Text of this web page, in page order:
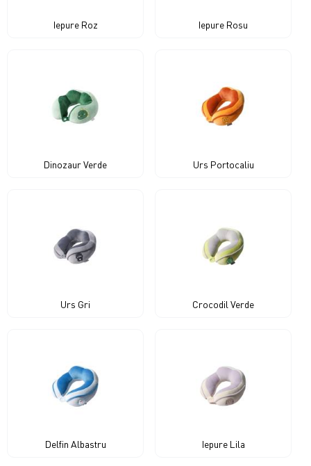
Iepure Roz Iepure Rosu
Dinozaur Verde Urs Portocaliu
Urs Gri Crocodil Verde
Delfin Albastru Iepure Lila